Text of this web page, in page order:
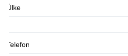
Ülke
Telefon